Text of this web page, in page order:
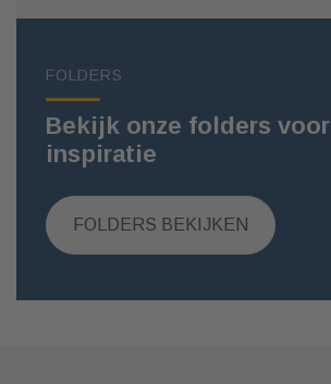
FOLDERS
Bekijk onze folders voor
inspiratie
FOLDERS BEKIJKEN